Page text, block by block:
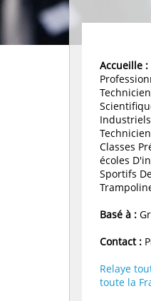
Accueille :
Classes
écoles
Sportifs
Basé à :
Contact :
Relaye
toute la